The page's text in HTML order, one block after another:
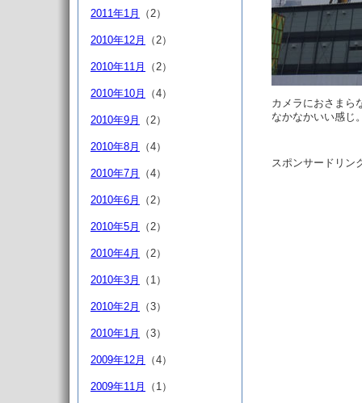
カメラにおさまら
なかなかいい感じ
スポンサードリン
2011年1月 （2）
2010年12月 （2）
2010年11月 （2）
2010年10月 （4）
2010年9月 （2）
2010年8月 （4）
2010年7月 （4）
2010年6月 （2）
2010年5月 （2）
2010年4月 （2）
2010年3月 （1）
2010年2月 （3）
2010年1月 （3）
2009年12月 （4）
2009年11月 （1）